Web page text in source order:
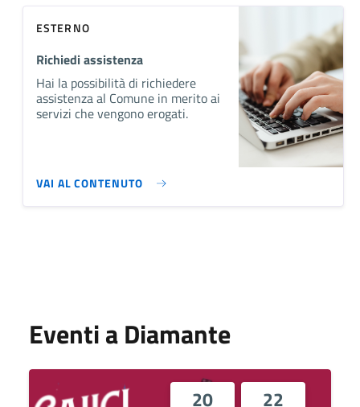
ESTERNO
Richiedi assistenza
Hai la possibilità di richiedere
assistenza al Comune in merito ai
servizi che vengono erogati.
VAI AL CONTENUTO
Eventi a Diamante
20 22